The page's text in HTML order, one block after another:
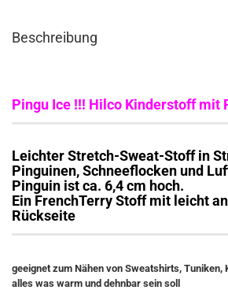
Beschreibung
Pingu Ice !!! Hilco Kinderstoff mit
Leichter Stretch-Sweat-Stoff in
Pinguinen, Schneeflocken und
Pinguin ist ca. 6,4 cm hoch.
Ein FrenchTerry Stoff mit leicht
Rückseite
geeignet zum Nähen von Sweatshirts, Tuniken,
alles was warm und dehnbar sein soll